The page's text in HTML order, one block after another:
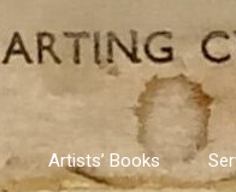
Artists’ Books